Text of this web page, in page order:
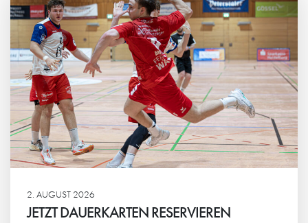
2. AUGUST 2026
JETZT DAUERKARTEN RESERVIEREN